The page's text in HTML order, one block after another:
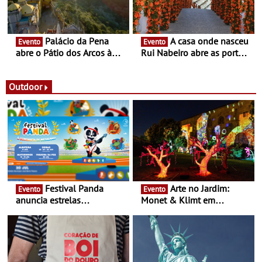
Evento
abre o Pátio dos Arcos à
Evento
Rui Nabeiro abre as portas
16 de agosto
Outdoor
Evento
anuncia estrelas
- Entre Junho e Julho pelo
país
Evento
Monet & Klimt em
ao final de Setembro -
Experiência luminosa no
jardim do Museu de
Alberto Sampaio